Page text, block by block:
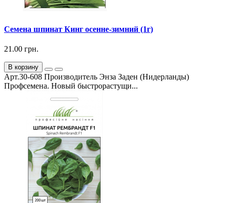
Семена шпинат Кинг осенне-зимний (1г)
21.00 грн.
В корзину
Арт.30-608 Производитель Энза Заден (Нидерланды)
Профсемена. Новый быстрорастущи...